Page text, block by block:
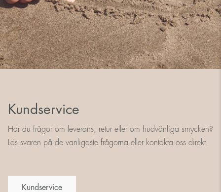
Kundservice
Har du frågor om leverans, retur eller om hudvänliga smycken?
Läs svaren på de vanligaste frågorna eller kontakta oss direkt.
Kundservice